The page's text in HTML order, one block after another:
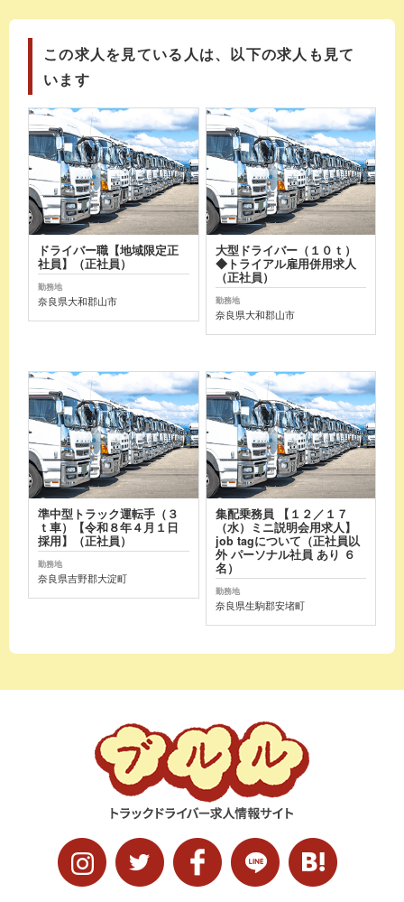
この求人を見ている人は、以下の求人も見て
います
ドライバー職【地域限定正
社員】（正社員）
勤務地
奈良県大和郡山市
大型ドライバー（１０ｔ）
◆トライアル雇用併用求人
（正社員）
勤務地
奈良県大和郡山市
準中型トラック運転手（３
ｔ車）【令和８年４月１日
採用】（正社員）
勤務地
奈良県吉野郡大淀町
集配乗務員 【１２／１７
（水）ミニ説明会用求人】
job tagについて（正社員以
外 パーソナル社員 あり ６
名）
勤務地
奈良県生駒郡安堵町